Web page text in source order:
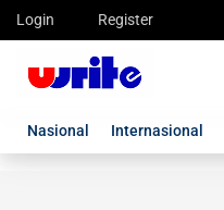
Login Register
Nasional Internasional